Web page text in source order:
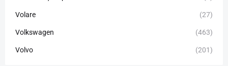
Volare (27)
Volkswagen (463)
Volvo (201)